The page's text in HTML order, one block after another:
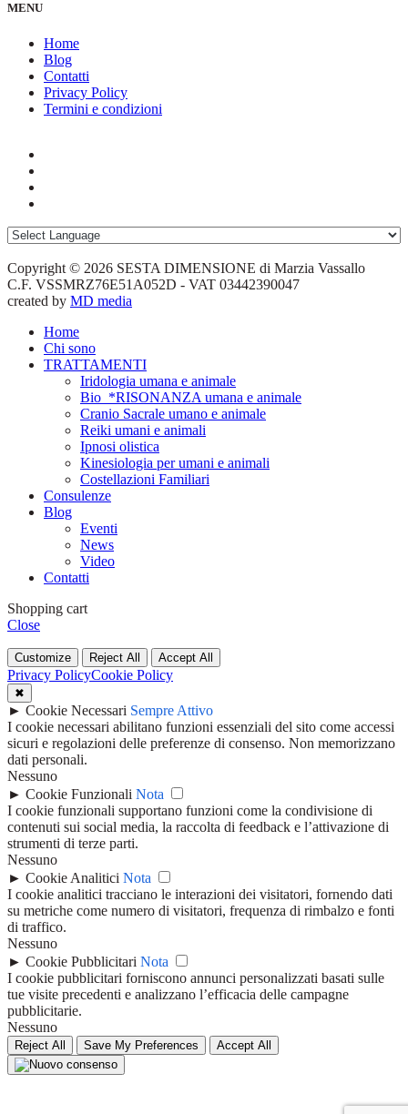
MENU
Home
Blog
Contatti
Privacy Policy
Termini e condizioni
Copyright © 2026 SESTA DIMENSIONE di Marzia Vassallo
C.F. VSSMRZ76E51A052D - VAT 03442390047
created by MD media
Home
Chi sono
TRATTAMENTI
Iridologia umana e animale
Bio_*RISONANZA umana e animale
Cranio Sacrale umano e animale
Reiki umani e animali
Ipnosi olistica
Kinesiologia per umani e animali
Costellazioni Familiari
Consulenze
Blog
Eventi
News
Video
Contatti
Shopping cart
Close
Customize Reject All Accept All
Privacy PolicyCookie Policy
✖
► Cookie Necessari Sempre Attivo
I cookie necessari abilitano funzioni essenziali del sito come accessi
sicuri e regolazioni delle preferenze di consenso. Non memorizzano
dati personali.
Nessuno
► Cookie Funzionali Nota
I cookie funzionali supportano funzioni come la condivisione di
contenuti sui social media, la raccolta di feedback e l’attivazione di
strumenti di terze parti.
Nessuno
► Cookie Analitici Nota
I cookie analitici tracciano le interazioni dei visitatori, fornendo dati
su metriche come numero di visitatori, frequenza di rimbalzo e fonti
di traffico.
Nessuno
► Cookie Pubblicitari Nota
I cookie pubblicitari forniscono annunci personalizzati basati sulle
tue visite precedenti e analizzano l’efficacia delle campagne
pubblicitarie.
Nessuno
Reject All Save My Preferences Accept All